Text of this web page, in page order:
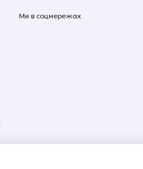
Ми в соцмережах